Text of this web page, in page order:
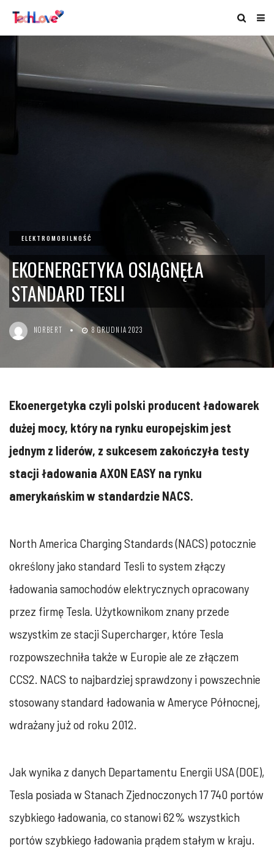
ELEKTROMOBILNOŚĆ
EKOENERGETYKA OSIĄGNĘŁA
STANDARD TESLI
NORBERT 8 GRUDNIA 2023
Ekoenergetyka czyli polski producent ładowarek
dużej mocy, który na rynku europejskim jest
jednym z liderów, z sukcesem zakończyła testy
stacji ładowania AXON EASY na rynku
amerykańskim w standardzie NACS.
North America Charging Standards (NACS) potocznie
określony jako standard Tesli to system złączy
ładowania samochodów elektrycznych opracowany
przez firmę Tesla. Użytkownikom znany przede
wszystkim ze stacji Supercharger, które Tesla
rozpowszechniła także w Europie ale ze złączem
CCS2. NACS to najbardziej sprawdzony i powszechnie
stosowany standard ładowania w Ameryce Północnej,
wdrażany już od roku 2012.
Jak wynika z danych Departamentu Energii USA (DOE),
Tesla posiada w Stanach Zjednoczonych 17 740 portów
szybkiego ładowania, co stanowi 62% wszystkich
portów szybkiego ładowania prądem stałym w kraju.